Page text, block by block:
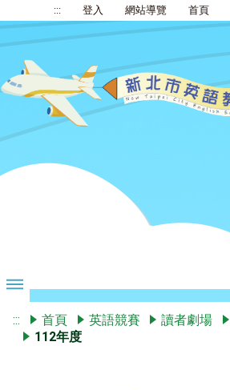
::: 登入 網站導覽 首頁
::: 首頁 英語競賽 讀者劇場
112年度